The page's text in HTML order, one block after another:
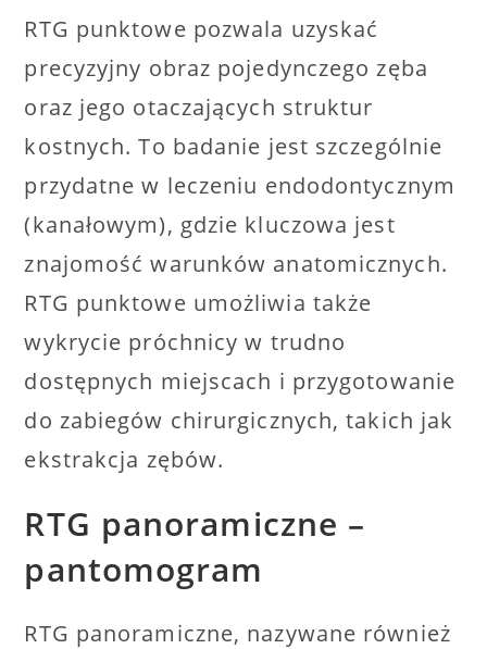
RTG punktowe pozwala uzyskać
precyzyjny obraz pojedynczego zęba
oraz jego otaczających struktur
kostnych. To badanie jest szczególnie
przydatne w leczeniu endodontycznym
(kanałowym), gdzie kluczowa jest
znajomość warunków anatomicznych.
RTG punktowe umożliwia także
wykrycie próchnicy w trudno
dostępnych miejscach i przygotowanie
do zabiegów chirurgicznych, takich jak
ekstrakcja zębów.
RTG panoramiczne –
pantomogram
RTG panoramiczne, nazywane również